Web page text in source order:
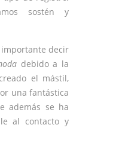
sostén y
importante decir
debido a la
el mástil,
una fantástica
además se ha
al contacto y